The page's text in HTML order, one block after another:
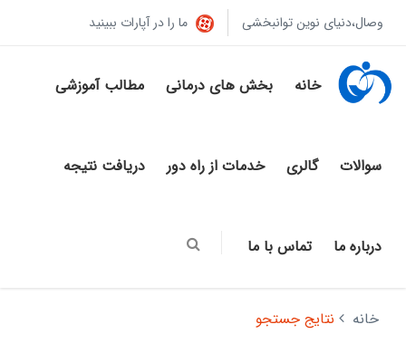
وصال،دنیای نوین توانبخشی ما را در آپارات ببینید
خانه بخش های درمانی مطالب آموزشی
سوالات گالری خدمات از راه دور دریافت نتیجه
درباره ما تماس با ما
خانه نتایج جستجو